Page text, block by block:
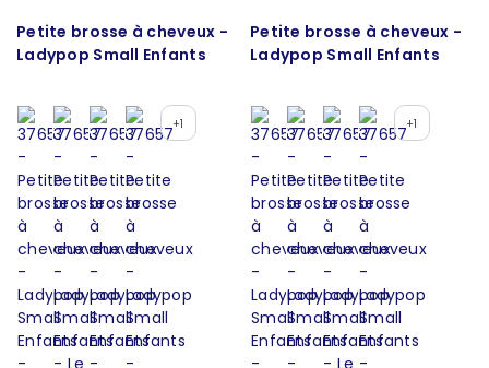
Petite brosse à cheveux -
Ladypop Small Enfants
+1
Petite brosse à cheveux -
Ladypop Small Enfants
+1